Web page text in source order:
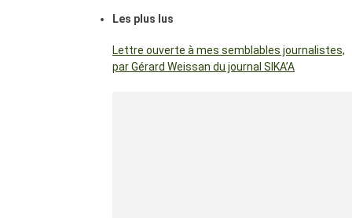
Les plus lus
Lettre ouverte à mes semblables journalistes,
par Gérard Weissan du journal SIKA’A